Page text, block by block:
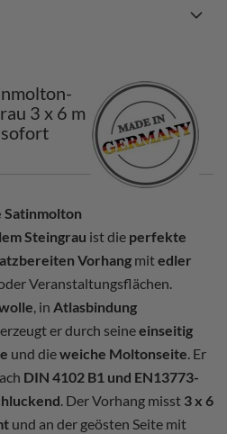
3 x 6 m
sofort
Steingrau ist die perfekte
Vorhang mitedler
Veranstaltungsflächen.
, in Atlasbindung
er durch seineeinseitig
und dieweiche Moltonseite. Er
DIN 4102 B1 und EN13773-
. Der Vorhang misst 3 x 6
und an der geösten Seite mit